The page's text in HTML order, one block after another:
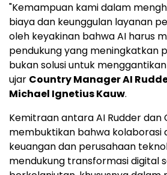
"Kemampuan kami dalam
biaya dan keunggulan layanan
oleh keyakinan bahwa AI harus
pendukung yang meningkatkan
bukan solusi untuk
ujar Country Manager AI
Michael Ignetius Kauw.
Kemitraan antara AI Rudder dan
membuktikan bahwa kolaborasi
keuangan dan perusahaan
mendukung transformasi digital